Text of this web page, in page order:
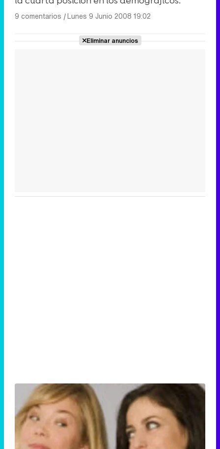
9 comentarios |Lunes 9 Junio 2008 19:02
Eliminar anuncios